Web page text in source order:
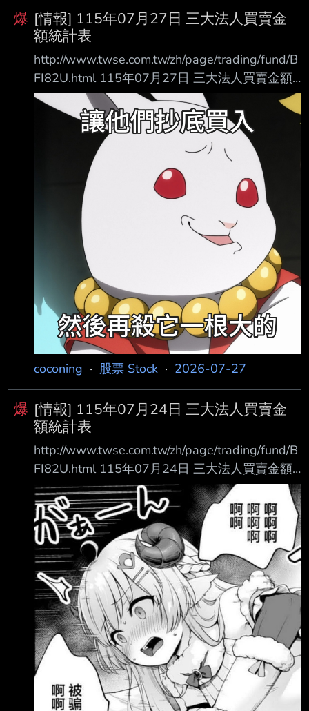
爆 [情報] 115年07月27日 三大法人買賣金
額統計表
http://www.twse.com.tw/zh/page/trading/fund/B
FI82U.html 115年07月27日 三大法人買賣金額
統計表 單位名稱 買進金額(億元) 賣出金額(億元)
買賣差額(億元) 自營商(自行買賣) 79.80 84.22
自營商(避險) 273.95 348.10 投 信 152.69
155.48 外資及陸資 3269.56 3189.16 +80.40
外資自營商 0 0 0
===================================
coconing · 股票 Stock · 2026-07-27
爆 [情報] 115年07月24日 三大法人買賣金
額統計表
http://www.twse.com.tw/zh/page/trading/fund/B
FI82U.html 115年07月24日 三大法人買賣金額
統計表 單位名稱 買進金額(億元) 賣出金額(億元)
買賣差額(億元) 自營商(自行買賣) 103.81
101.05 +2.75 自營商(避險) 247.49 361.77 投
信 209.97 152.89 +57.07 外資及陸資 2845.39
3454.89 外資自營商 0 0 0
=================================